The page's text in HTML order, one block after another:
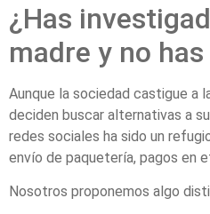
¿Has
madre y no
Aunque la sociedad castigue a
deciden buscar alternativas a
redes sociales ha sido un
envío de paquetería, pagos en
Nosotros proponemos algo